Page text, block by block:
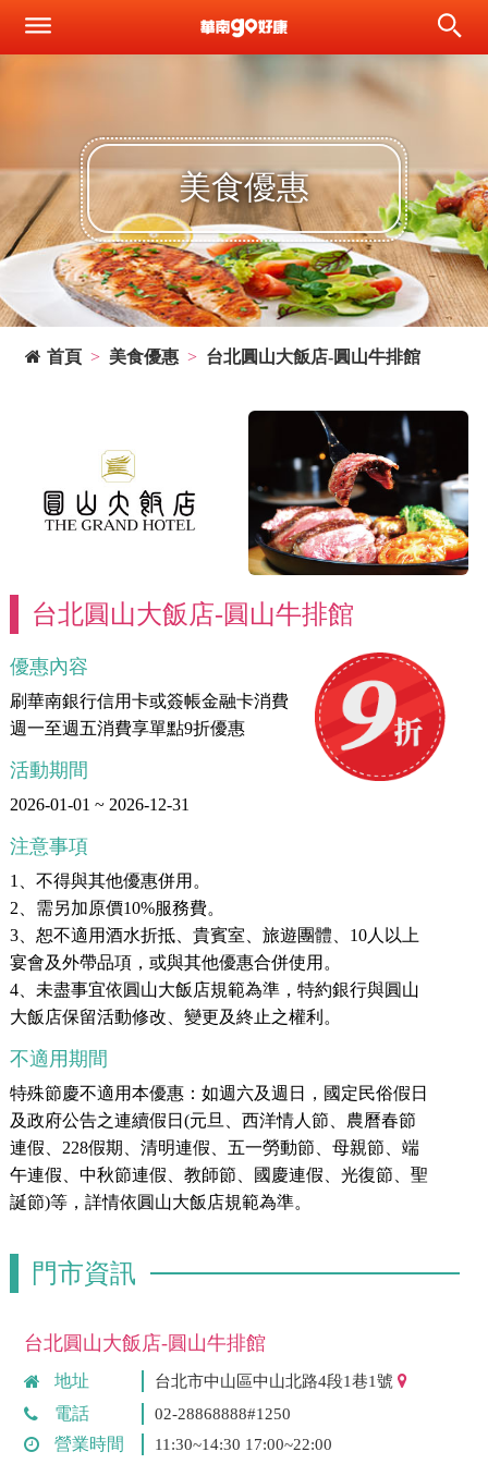
美食優惠
首頁 美食優惠 台北圓山大飯店-圓山牛排館
台北圓山大飯店-圓山牛排館
優惠內容
刷華南銀行信用卡或簽帳金融卡消費
週一至週五消費享單點9折優惠
活動期間
2026-01-01 ~ 2026-12-31
注意事項
1、不得與其他優惠併用。
2、需另加原價10%服務費。
3、恕不適用酒水折抵、貴賓室、旅遊團體、10人以上
宴會及外帶品項，或與其他優惠合併使用。
4、未盡事宜依圓山大飯店規範為準，特約銀行與圓山
大飯店保留活動修改、變更及終止之權利。
不適用期間
特殊節慶不適用本優惠：如週六及週日，國定民俗假日
及政府公告之連續假日(元旦、西洋情人節、農曆春節
連假、228假期、清明連假、五一勞動節、母親節、端
午連假、中秋節連假、教師節、國慶連假、光復節、聖
誕節)等，詳情依圓山大飯店規範為準。
門市資訊
台北圓山大飯店-圓山牛排館
地址 台北市中山區中山北路4段1巷1號
電話 02-28868888#1250
營業時間 11:30~14:30 17:00~22:00